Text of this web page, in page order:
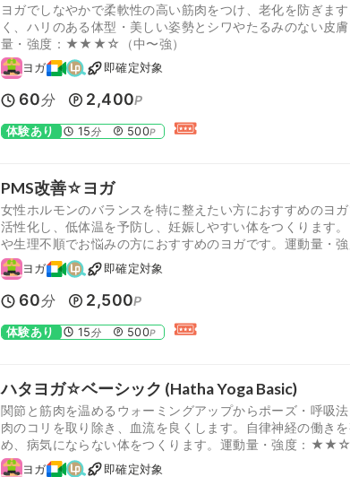
ヨガでしなやかで柔軟性の高い筋肉をつけ、老化を防ぎま
く、ハリのある体型・美しい姿勢とシワやたるみのない皮
量・強度：★★★☆（中〜強）
ヨガ 即確定対象
60分 2,400P
体験あり 15分 500P
PMS改善☆ヨガ
女性ホルモンのバランスを特に整えたい方におすすめのヨ
活性化し、低体温を予防し、妊娠しやすい体をつくります
や生理不順でお悩みの方におすすめのヨガです。運動量
ヨガ 即確定対象
60分 2,500P
体験あり 15分 500P
ハタヨガ☆ベーシック (Hatha Yoga Basic)
関節と筋肉を温めるウォーミングアップからポーズ・呼吸
肉のコリを取り除き、血流を良くします。自律神経の働き
め、病気にならない体をつくります。運動量・強度：
ヨガ 即確定対象